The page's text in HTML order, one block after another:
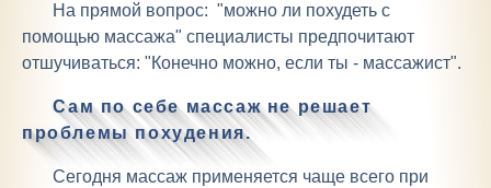
На прямой вопрос: "можно ли похудеть с
помощью массажа" специалисты предпочитают
отшучиваться: "Конечно можно, если ты - массажист".
Сам по себе массаж не решает
проблемы похудения.
Сегодня массаж применяется чаще всего при